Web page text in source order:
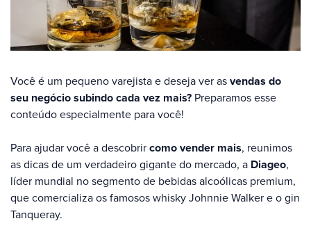
Você é um pequeno varejista e deseja ver as vendas do
seu negócio subindo cada vez mais? Preparamos esse
conteúdo especialmente para você!
Para ajudar você a descobrir como vender mais, reunimos
as dicas de um verdadeiro gigante do mercado, a Diageo,
líder mundial no segmento de bebidas alcoólicas premium,
que comercializa os famosos whisky Johnnie Walker e o gin
Tanqueray.